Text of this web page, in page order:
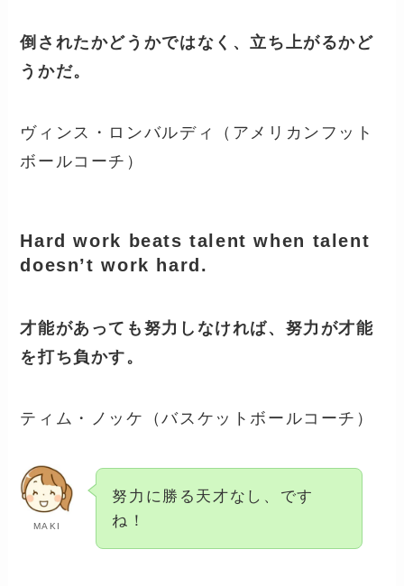
倒されたかどうかではなく、立ち上がるかど
うかだ。
ヴィンス・ロンバルディ（アメリカンフット
ボールコーチ）
Hard work beats talent when talent
doesn’t work hard.
才能があっても努力しなければ、努力が才能
を打ち負かす。
ティム・ノッケ（バスケットボールコーチ）
MAKI
努力に勝る天才なし、です
ね！